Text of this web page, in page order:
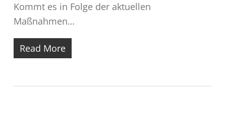
Kommt es in Folge der aktuellen
Maßnahmen…
Read More